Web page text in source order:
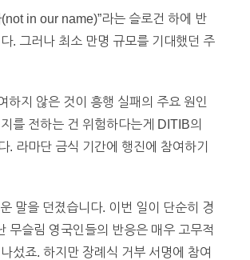
in our name)”라는 슬로건 하에 반
. 그러나 최소 만명 규모를 기대했던 주
지 않은 것이 흥행 실패의 주요 원인
를 전하는 건 위험하다는게 DITIB의
라마단 금식 기간에 행진에 참여하기
말을 던졌습니다. 이번 일이 단순히 경
무슬림 영국인들의 반응은 매우 고무적
섰죠. 하지만 장례식 거부 서명에 참여